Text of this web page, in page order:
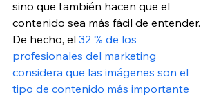
sino que también hacen que el
contenido sea más fácil de entender.
De hecho, el 32 % de los
profesionales del marketing
considera que las imágenes son el
tipo de contenido más importante